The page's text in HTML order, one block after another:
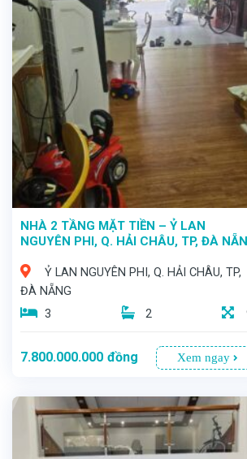
NHÀ 2 TẦNG MẶT TIỀN – Ỷ LAN
NGUYÊN PHI, Q. HẢI CHÂU, TP, ĐÀ
Ỷ LAN NGUYÊN PHI, Q. HẢI CHÂU, TP,
ĐÀ NẴNG
3
2
7.800.000.000 đồng Xem ngay